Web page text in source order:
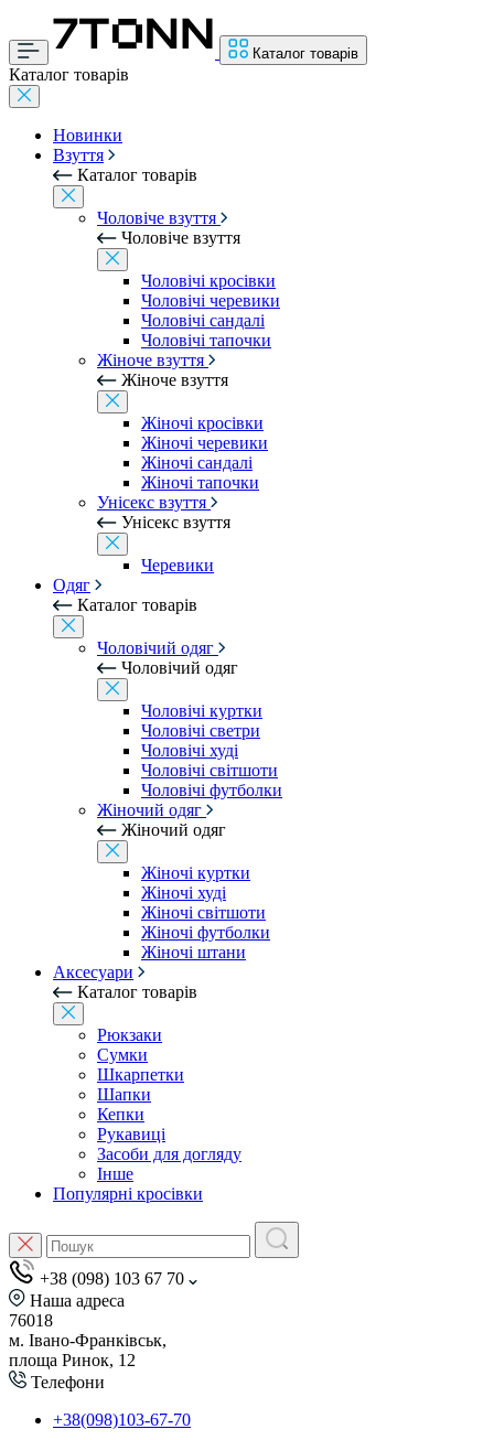
Каталог товарів
Каталог товарів
Новинки
Взуття
Каталог товарів
Чоловіче взуття
Чоловіче взуття
Чоловічі кросівки
Чоловічі черевики
Чоловічі сандалі
Чоловічі тапочки
Жіноче взуття
Жіноче взуття
Жіночі кросівки
Жіночі черевики
Жіночі сандалі
Жіночі тапочки
Унісекс взуття
Унісекс взуття
Черевики
Одяг
Каталог товарів
Чоловічий одяг
Чоловічий одяг
Чоловічі куртки
Чоловічі светри
Чоловічі худі
Чоловічі світшоти
Чоловічі футболки
Жіночий одяг
Жіночий одяг
Жіночі куртки
Жіночі худі
Жіночі світшоти
Жіночі футболки
Жіночі штани
Аксесуари
Каталог товарів
Рюкзаки
Сумки
Шкарпетки
Шапки
Кепки
Рукавиці
Засоби для догляду
Інше
Популярні кросівки
+38 (098) 103 67 70
Наша адреса
76018
м. Івано-Франківськ,
площа Ринок, 12
Телефони
+38(098)103-67-70